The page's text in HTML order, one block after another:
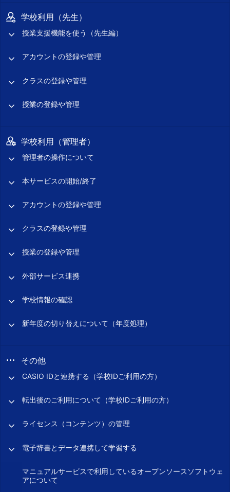
学校利用（先生）
授業支援機能を使う（先生編）
アカウントの登録や管理
クラスの登録や管理
授業の登録や管理
学校利用（管理者）
管理者の操作について
本サービスの開始/終了
アカウントの登録や管理
クラスの登録や管理
授業の登録や管理
外部サービス連携
学校情報の確認
新年度の切り替えについて（年度処理）
その他
CASIO IDと連携する（学校IDご利用の方）
転出後のご利用について（学校IDご利用の方）
ライセンス（コンテンツ）の管理
電子辞書とデータ連携して学習する
マニュアルサービスで利用しているオープンソースソフトウェ
アについて